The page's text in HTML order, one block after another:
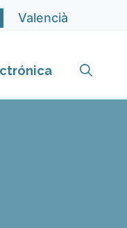
Valencià